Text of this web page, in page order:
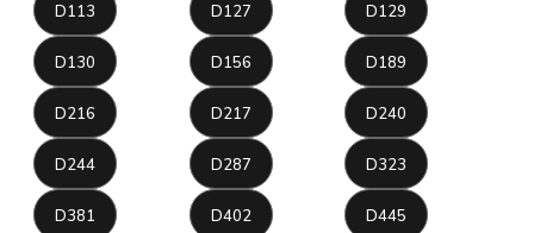
D113 D127 D129
D130 D156 D189
D216 D217 D240
D244 D287 D323
D381 D402 D445